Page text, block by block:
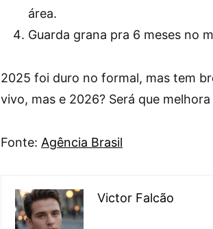
área.
Guarda grana pra 6 meses no
2025 foi duro no formal, mas tem
vivo, mas e 2026? Será que
Fonte: Agência Brasil
Victor Falcão